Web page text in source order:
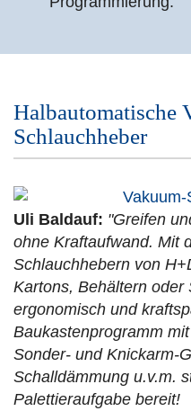
Halbautomatische
Schlauchheber
Uli Baldauf: "Greifen
ohne Kraftaufwand. Mit
Schlauchhebern von
Kartons, Behältern oder
ergonomisch und
Baukastenprogramm
Sonder- und Knickarm-
Schalldämmung u.v.m.
Palettieraufgabe bereit!